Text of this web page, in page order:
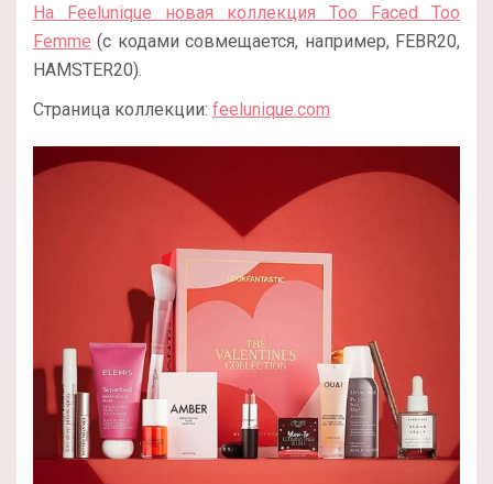
На Feelunique новая коллекция Too Faced Too
Femme (с кодами совмещается, например, FEBR20,
HAMSTER20).
Страница коллекции: feelunique.com